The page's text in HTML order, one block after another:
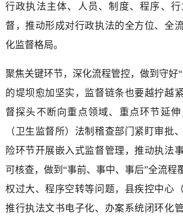
行政执法主体、人员、制度、程序、
督，推动形成对行政执法的全方位、全
化监督格局。
聚焦关键环节，深化流程管控，做到守好
的堤坝愈加坚实，监督链条也要越拧越
督探头不断向重点领域、重点环节延
（卫生监督所）法制稽查部门紧盯审批
险环节开展嵌入式监督管理，推动执法
可核查，做到“事前、事中、事后”全流程
权过大、程序空转等问题，县疾控中心
推行执法文书电子化、办案系统闭环化